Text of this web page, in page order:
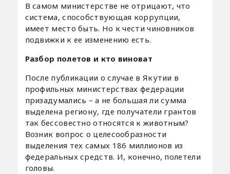
В самом министерстве не отрицают, что
система, способствующая коррупции,
имеет место быть. Но к чести чиновников
подвижки к ее изменению есть.
Разбор полетов и кто виноват
После публикации о случае в Якутии в
профильных министерствах федерации
призадумались – а не большая ли сумма
выделена региону, где получатели грантов
так бессовестно относятся к животным?
Возник вопрос о целесообразности
выделения тех самых 186 миллионов из
федеральных средств. И, конечно, полетели
головы.